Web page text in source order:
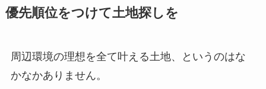
優先順位をつけて土地探しを
周辺環境の理想を全て叶える土地、というのはな
かなかありません。